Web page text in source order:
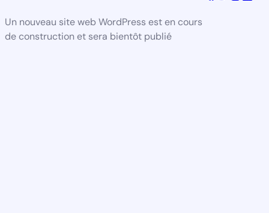
Un nouveau site web WordPress est en cours
de construction et sera bientôt publié